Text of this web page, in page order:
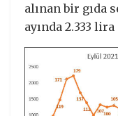
alınan bir gıda
ayında 2.333